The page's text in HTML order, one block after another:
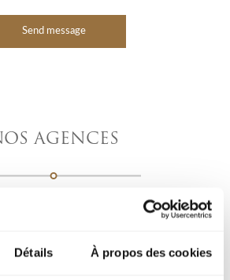
Détails À propos des cookies
Send message
AGENCES